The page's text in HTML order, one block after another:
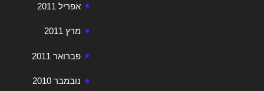
אפריל 2011
מרץ 2011
פברואר 2011
נובמבר 2010